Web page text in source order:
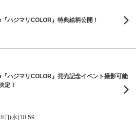
ハジマリCOLOR』特典絵柄公開！
ハジマリCOLOR』発売記念イベント撮影可能
定！
日(水)10:59